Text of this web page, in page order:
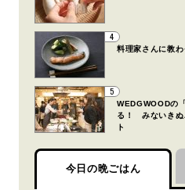
4
料理家さんに教
5
WEDGWOODの
る！ みないきぬ
ト
今日の晩ごはん